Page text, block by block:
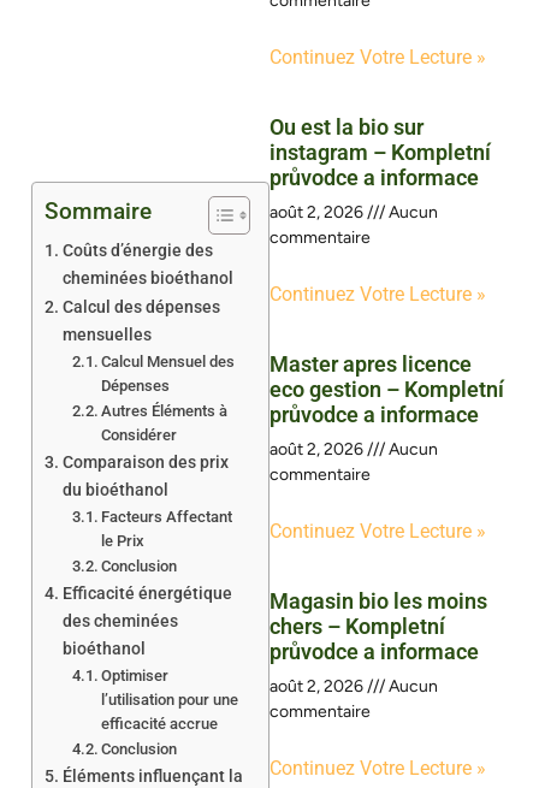
Sommaire
Coûts d’énergie des
cheminées bioéthanol
Calcul des dépenses
mensuelles
Calcul Mensuel des
Dépenses
Autres Éléments à
Considérer
Comparaison des prix
du bioéthanol
Facteurs Affectant
le Prix
Conclusion
Efficacité énergétique
des cheminées
bioéthanol
Optimiser
l’utilisation pour une
efficacité accrue
Conclusion
Éléments influençant la
Continuez Votre Lecture »
Ou est la bio sur
instagram – Kompletní
průvodce a informace
août 2, 2026
Aucun
commentaire
Continuez Votre Lecture »
Master apres licence
eco gestion – Kompletní
průvodce a informace
août 2, 2026
Aucun
commentaire
Continuez Votre Lecture »
Magasin bio les moins
chers – Kompletní
průvodce a informace
août 2, 2026
Aucun
commentaire
Continuez Votre Lecture »